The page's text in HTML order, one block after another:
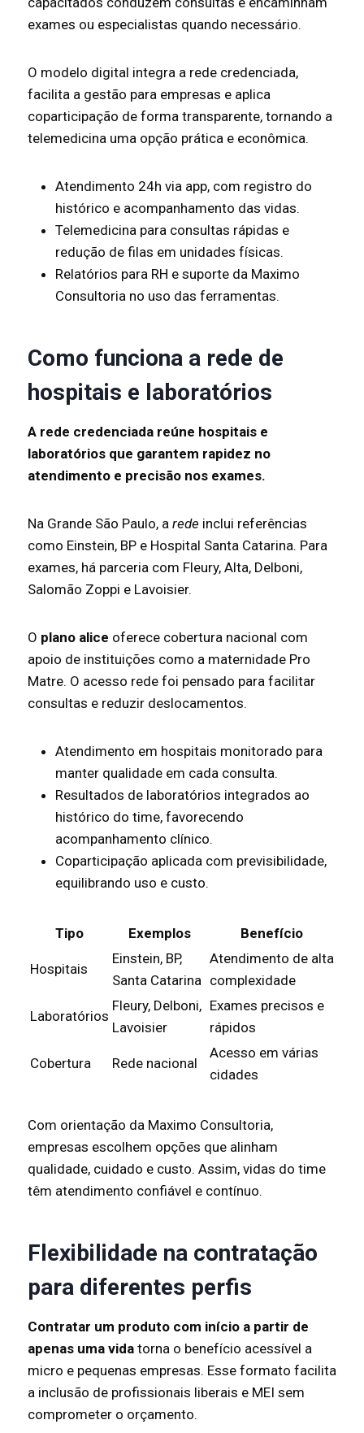
exames ou especialistas quando necessário.
O modelo digital integra a rede credenciada,
facilita a gestão para empresas e aplica
coparticipação de forma transparente, tornando a
telemedicina uma opção prática e econômica.
Atendimento 24h via app, com registro do
histórico e acompanhamento das vidas.
Telemedicina para consultas rápidas e
redução de filas em unidades físicas.
Relatórios para RH e suporte da Maximo
Consultoria no uso das ferramentas.
Como funciona a rede de
hospitais e laboratórios
A rede credenciada reúne hospitais e
laboratórios que garantem rapidez no
atendimento e precisão nos exames.
Na Grande São Paulo, a rede inclui referências
como Einstein, BP e Hospital Santa Catarina. Para
exames, há parceria com Fleury, Alta, Delboni,
Salomão Zoppi e Lavoisier.
O plano alice oferece cobertura nacional com
apoio de instituições como a maternidade Pro
Matre. O acesso rede foi pensado para facilitar
consultas e reduzir deslocamentos.
Atendimento em hospitais monitorado para
manter qualidade em cada consulta.
Resultados de laboratórios integrados ao
histórico do time, favorecendo
acompanhamento clínico.
Coparticipação aplicada com previsibilidade,
equilibrando uso e custo.
Tipo Exemplos Benefício
Hospitais
Einstein, BP,
Santa Catarina
Atendimento de alta
complexidade
Laboratórios
Fleury, Delboni,
Lavoisier
Exames precisos e
rápidos
Cobertura Rede nacional
Acesso em várias
cidades
Com orientação da Maximo Consultoria,
empresas escolhem opções que alinham
qualidade, cuidado e custo. Assim, vidas do time
têm atendimento confiável e contínuo.
Flexibilidade na contratação
para diferentes perfis
Contratar um produto com início a partir de
apenas uma vida torna o benefício acessível a
micro e pequenas empresas. Esse formato facilita
a inclusão de profissionais liberais e MEI sem
comprometer o orçamento.